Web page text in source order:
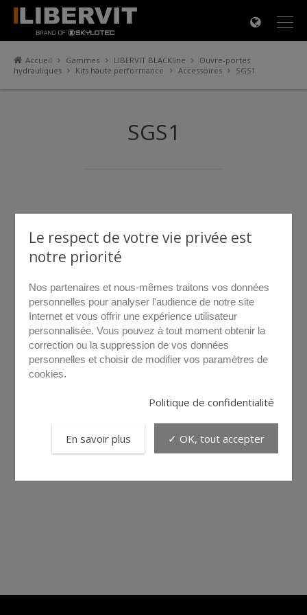
Accueil Gammes LIBERVIT BLACKline
Ouvre-portes
hydrauliques
Kits haute performance Accessoires SGS1
SGS1
Le respect de votre vie privée est
notre priorité
Nos partenaires et nous-mêmes traitons vos données
personnelles pour analyser l'audience de notre site
Internet et vous offrir une expérience utilisateur
personnalisée. Vous pouvez à tout moment obtenir la
correction ou la suppression de vos données
personnelles et choisir de modifier vos paramètres de
cookies.
Politique de confidentialité
En savoir plus ✓ OK, tout accepter